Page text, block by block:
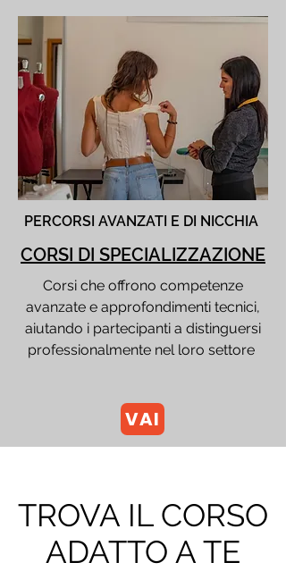
PERCORSI AVANZATI E DI NICCHIA
CORSI DI SPECIALIZZAZIONE
Corsi che offrono competenze
avanzate e approfondimenti tecnici,
aiutando i partecipanti a distinguersi
professionalmente nel loro settore
VAI
TROVA IL CORSO
ADATTO A TE